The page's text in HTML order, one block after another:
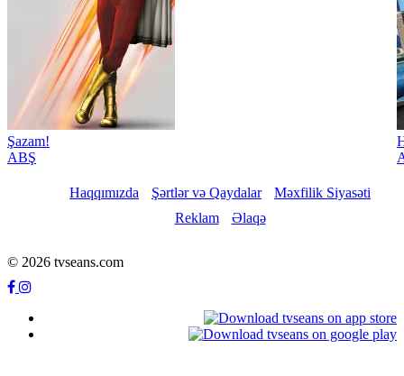
Şazam!
ABŞ
Haqqımızda Şərtlər və Qaydalar
Məxfilik Siyasəti
Reklam
Əlaqə
© 2026 tvseans.com